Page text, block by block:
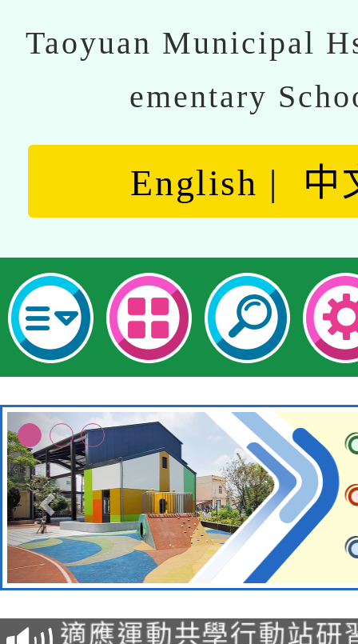
Taoyuan Municipal
ementary
English 中
本校115學年度第2次
甄選結果公告(無人報
適應運動共學行動站研